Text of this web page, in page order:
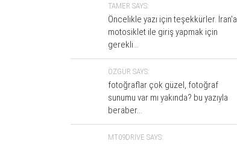
TAMER SAYS:
Öncelikle yazı için teşekkürler. İran'a
motosiklet ile giriş yapmak için
gerekli...
ÖZGÜR SAYS:
fotoğraflar çok güzel, fotoğraf
sunumu var mı yakında? bu yazıyla
beraber...
MT09DRIVE SAYS: